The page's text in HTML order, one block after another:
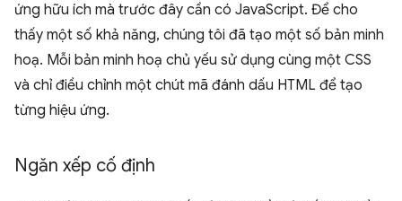
ứng hữu ích mà trước đây cần có JavaScript. Để cho
thấy một số khả năng, chúng tôi đã tạo một số bản minh
hoạ. Mỗi bản minh hoạ chủ yếu sử dụng cùng một CSS
và chỉ điều chỉnh một chút mã đánh dấu HTML để tạo
từng hiệu ứng.
Ngăn xếp cố định